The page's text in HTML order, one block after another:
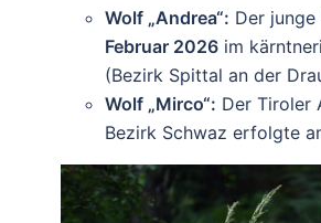
Wolf „Andrea“: Der junge
Februar 2026 im
(Bezirk Spittal an der
Wolf „Mirco“: Der Tiroler
Bezirk Schwaz erfolgte